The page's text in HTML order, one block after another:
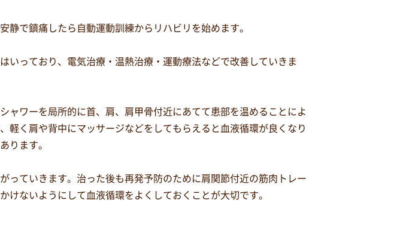
で鎮痛したら自動運動訓練からリハビリを始めます。
いっており、電気治療・温熱治療・運動療法などで改善していきま
ャワーを局所的に首、肩、肩甲骨付近にあてて患部を温めることによ
軽く肩や背中にマッサージなどをしてもらえると血液循環が良くなり
ります。
っていきます。治った後も再発予防のために肩関節付近の筋肉トレー
ないようにして血液循環をよくしておくことが大切です。